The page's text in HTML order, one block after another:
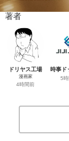
著者
ドリヤス工場
漫画家
4時間前
時事ド
5